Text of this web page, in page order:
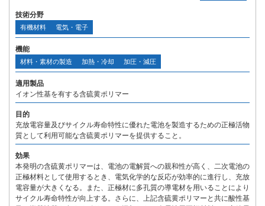
技術分野
有機材料 電気・電子
機能
材料・素材の製造 加熱・冷却 加圧・減圧
適用製品
イオン性基を有する含硫黄ポリマー
目的
充放電容量及びサイクル寿命特性に優れた電池を製造するための正極活物
質として利用可能な含硫黄ポリマーを提供すること。
効果
本発明の含硫黄ポリマーは、電池の電解質への親和性が高く、二次電池の
正極材料として使用するとき、電気化学的な反応が効率的に進行し、充放
電容量が大きくなる。また、正極材に多孔質の導電材を用いることにより
サイクル寿命特性が向上する。さらに、上記含硫黄ポリマーと共に酸性基